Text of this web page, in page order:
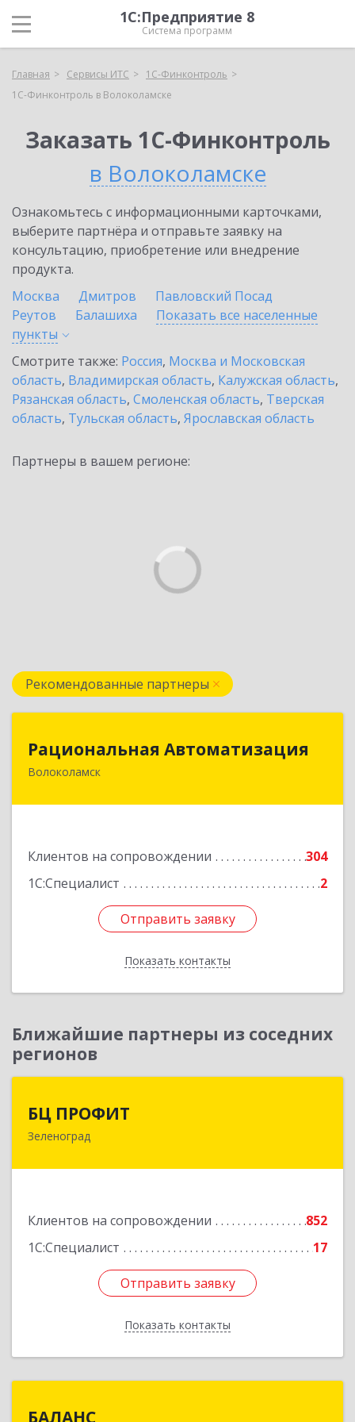
1С:Предприятие 8
Система программ
Главная Сервисы ИТС
1С-Финконтроль
1С-Финконтроль в Волоколамске
Заказать 1С-Финконтроль
в Волоколамске
Ознакомьтесь с информационными карточками,
выберите партнёра и отправьте заявку на
консультацию, приобретение или внедрение
продукта.
Москва
Дмитров
Павловский Посад
Реутов
Балашиха
Показать все населенные
пункты
Смотрите также: Россия, Москва и Московская
область, Владимирская область, Калужская область,
Рязанская область, Смоленская область, Тверская
область, Тульская область, Ярославская область
Партнеры в вашем регионе:
Рекомендованные партнеры
Рациональная Автоматизация
Волоколамск
Клиентов на сопровождении
304
1С:Специалист
2
Отправить заявку
Показать контакты
143600, Московская обл, Волоколамский р-н,
Подробнее
Отправить заявку
Назад
Ближайшие партнеры из соседних
регионов
БЦ ПРОФИТ
Зеленоград
Клиентов на сопровождении
852
1С:Специалист
17
Отправить заявку
Показать контакты
124482, Москва г, Зеленоград г, корпус 340,
Отправить заявку
Назад
БАЛАНС